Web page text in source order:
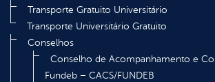
Transporte Gratuito Universitário
Transporte Universitário Gratuito
Conselhos
Conselho de Acompanhamento e
Fundeb – CACS/FUNDEB